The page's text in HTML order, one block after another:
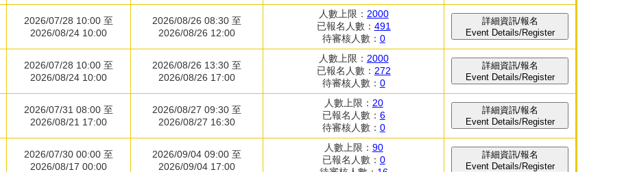
2026/07/28 10:00 至
2026/08/24 10:00
2026/08/26 08:30 至
2026/08/26 12:00
人數上限： 2000
已報名人數： 491
待審核人數： 0
詳細資訊/報名
Event Details/Register
2026/07/28 10:00 至
2026/08/24 10:00
2026/08/26 13:30 至
2026/08/26 17:00
人數上限： 2000
已報名人數： 272
待審核人數： 0
詳細資訊/報名
Event Details/Register
2026/07/31 08:00 至
2026/08/21 17:00
2026/08/27 09:30 至
2026/08/27 16:30
人數上限： 20
已報名人數： 6
待審核人數： 0
詳細資訊/報名
Event Details/Register
2026/07/30 00:00 至
2026/08/17 00:00
2026/09/04 09:00 至
2026/09/04 17:00
人數上限： 90
已報名人數： 0
詳細資訊/報名
Event Details/Register